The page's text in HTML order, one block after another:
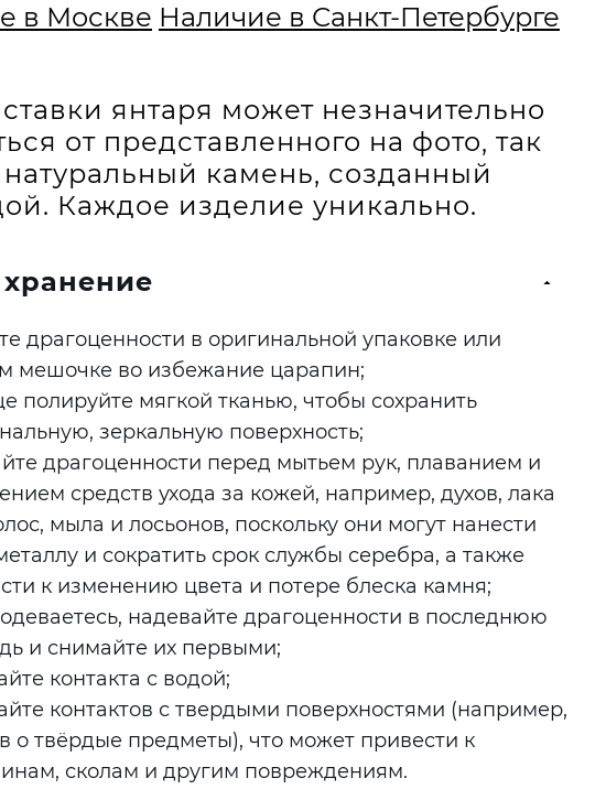
янтаря может незначительно
от представленного на фото, так
натуральный камень, созданный
Каждое изделие уникально.
драгоценности в оригинальной упаковке или
мешочке во избежание царапин;
полируйте мягкой тканью, чтобы сохранить
зеркальную поверхность;
драгоценности перед мытьем рук, плаванием и
средств ухода за кожей, например, духов, лака
мыла и лосьонов, поскольку они могут нанести
и сократить срок службы серебра, а также
к изменению цвета и потере блеска камня;
надевайте драгоценности в последнюю
и снимайте их первыми;
контакта с водой;
контактов с твердыми поверхностями (например,
о твёрдые предметы), что может привести к
сколам и другим повреждениям.
в Москве Наличие в Санкт-Петербурге